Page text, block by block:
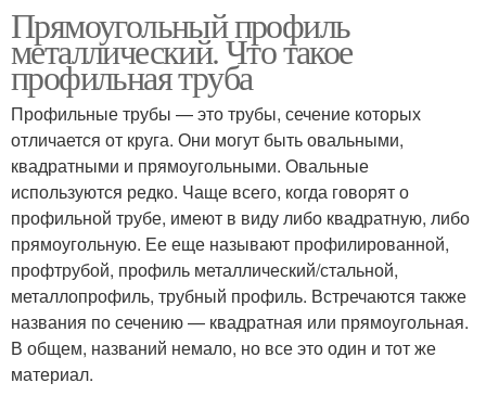
Прямоугольный профиль
металлический. Что такое
профильная труба
Профильные трубы — это трубы, сечение которых
отличается от круга. Они могут быть овальными,
квадратными и прямоугольными. Овальные
используются редко. Чаще всего, когда говорят о
профильной трубе, имеют в виду либо квадратную, либо
прямоугольную. Ее еще называют профилированной,
профтрубой, профиль металлический/стальной,
металлопрофиль, трубный профиль. Встречаются также
названия по сечению — квадратная или прямоугольная.
В общем, названий немало, но все это один и тот же
материал.